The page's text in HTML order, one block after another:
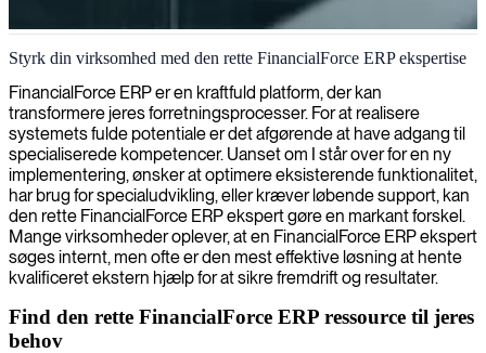
FinancialForce ERP-konsulent
Styrk din virksomhed med den rette FinancialForce ERP ekspertise
FinancialForce ERP er en kraftfuld platform, der kan
transformere jeres forretningsprocesser. For at realisere
systemets fulde potentiale er det afgørende at have adgang til
specialiserede kompetencer. Uanset om I står over for en ny
implementering, ønsker at optimere eksisterende funktionalitet,
har brug for specialudvikling, eller kræver løbende support, kan
den rette FinancialForce ERP ekspert gøre en markant forskel.
Mange virksomheder oplever, at en FinancialForce ERP ekspert
søges internt, men ofte er den mest effektive løsning at hente
kvalificeret ekstern hjælp for at sikre fremdrift og resultater.
Find den rette FinancialForce ERP ressource til jeres
behov